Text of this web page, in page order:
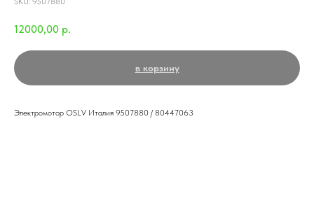
12000,00 р.
в корзину
Электромотор OSLV Италия 9507880 / 80447063